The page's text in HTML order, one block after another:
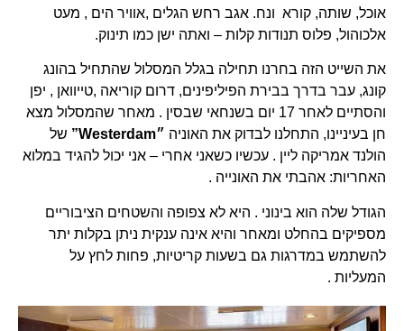
אוכל, שותה, קורא ונח. אגב רחש הגלים ,אוויר הים , מעט
אלכוהול, פלוס תנודות קלות – ואתה ישן כמו תינוק.
את השייט הזה בחרנו תחילה בגלל המסלול שהתחיל בהונג
קונג, עבר בדרך בבירת הפיליפינים, דרום קוריאה ,טייוואן , יפן
והסתיים לאחר 17 יום בשנחאי שבסין . מאחר שהמסלול מצא
חן בעיניינו, התחלנו לבדוק את האוניה״Westerdam”
של
הולנד אמריקה ליין . עכשיו כשאני אחרי – אני יכול להגיד במלוא
האחריות: אהבתי את האונייה .
הגודל שלה הוא בינוני . היא לא צפופה והשטחים הציבוריים
מספיקים בהחלט ומאחר והיא אינה ענקית ניתן בקלות יתר
להשתמש במדרגות גם בשעות קריטיות, פחות לחץ על
המעליות .